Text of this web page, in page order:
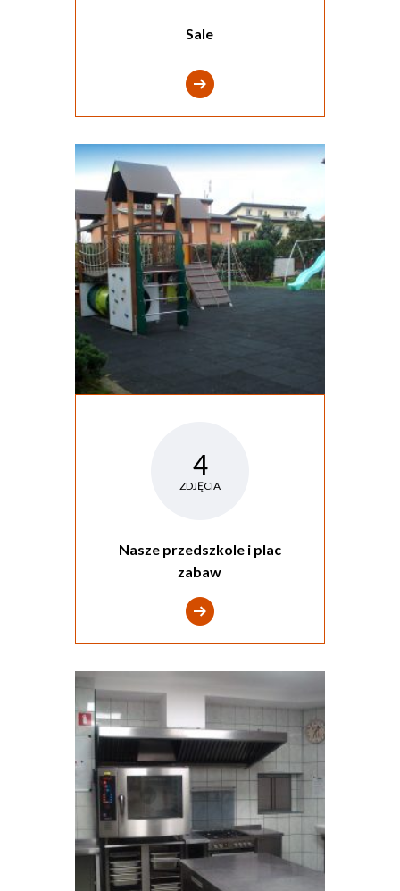
Sale
4
ZDJĘCIA
Nasze przedszkole i plac
zabaw